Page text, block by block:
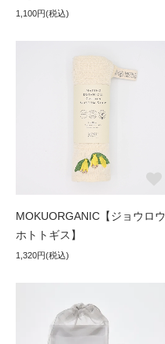
1,100円(税込)
MOKUORGANIC【ジョウロウ
ホトトギス】
1,320円(税込)